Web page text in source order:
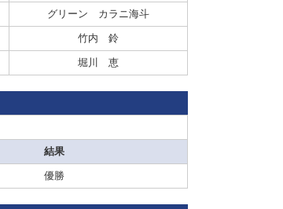
グリーン カラニ海斗
竹内 鈴
堀川 恵
結果
優勝